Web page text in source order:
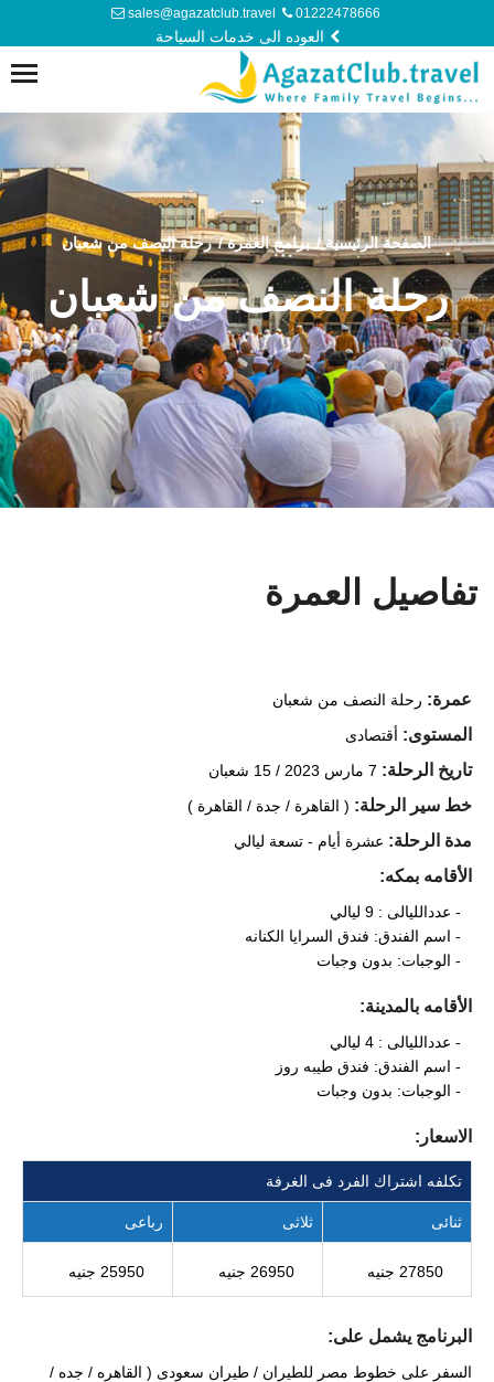
01222478666
sales@agazatclub.travel
العوده الى خدمات السياحة
الصفحة الرئيسية/ برامج العمرة/ رحلة النصف من شعبان
رحلة النصف من شعبان
تفاصيل العمرة
عمرة: رحلة النصف من شعبان
المستوى: أقتصادى
تاريخ الرحلة: 15 شعبان
خط سير الرحلة: ( القاهرة / جدة / القاهرة )
مدة الرحلة: عشرة أيام - تسعة ليالي
الأقامه بمكه:
- عددالليالى : 9 ليالي
- اسم الفندق: فندق السرايا الكنانه
- الوجبات: بدون وجبات
الأقامه بالمدينة:
- عددالليالى : 4 ليالي
- اسم الفندق: فندق طيبه روز
- الوجبات: بدون وجبات
الاسعار:
تكلفه اشتراك الفرد فى الغرفة
ثنائى ثلاثى رباعى
27850 جنيه 26950 جنيه 25950 جنيه
البرنامج يشمل على:
السفر على خطوط مصر للطيران / طيران سعودى ( القاهره / جده /